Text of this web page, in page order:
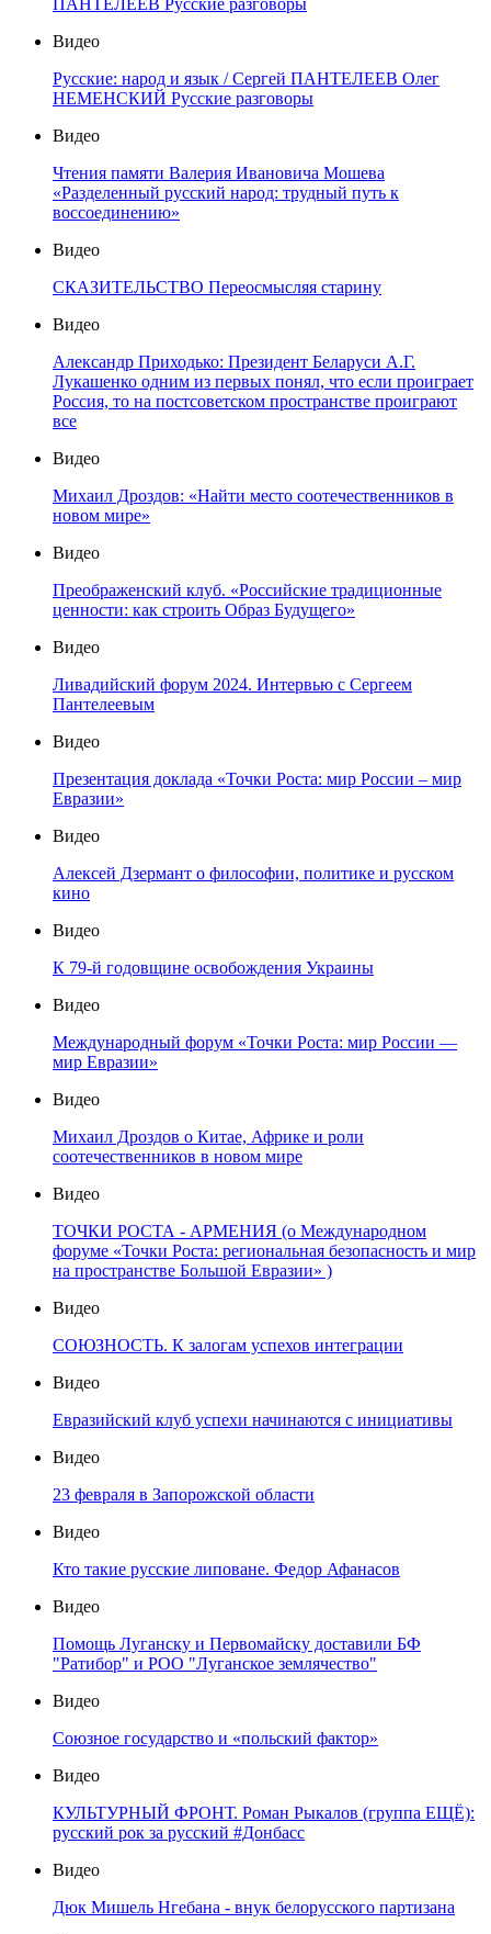
ПАНТЕЛЕЕВ Русские разговоры
Видео
Русские: народ и язык / Сергей ПАНТЕЛЕЕВ Олег
НЕМЕНСКИЙ Русские разговоры
Видео
Чтения памяти Валерия Ивановича Мошева
«Разделенный русский народ: трудный путь к
воссоединению»
Видео
СКАЗИТЕЛЬСТВО Переосмысляя старину
Видео
Александр Приходько: Президент Беларуси А.Г.
Лукашенко одним из первых понял, что если проиграет
Россия, то на постсоветском пространстве проиграют
все
Видео
Михаил Дроздов: «Найти место соотечественников в
новом мире»
Видео
Преображенский клуб. «Российские традиционные
ценности: как строить Образ Будущего»
Видео
Ливадийский форум 2024. Интервью с Сергеем
Пантелеевым
Видео
Презентация доклада «Точки Роста: мир России – мир
Евразии»
Видео
Алексей Дзермант о философии, политике и русском
кино
Видео
К 79-й годовщине освобождения Украины
Видео
Международный форум «Точки Роста: мир России —
мир Евразии»
Видео
Михаил Дроздов о Китае, Африке и роли
соотечественников в новом мире
Видео
ТОЧКИ РОСТА - АРМЕНИЯ (о Международном
форуме «Точки Роста: региональная безопасность и мир
на пространстве Большой Евразии» )
Видео
СОЮЗНОСТЬ. К залогам успехов интеграции
Видео
Евразийский клуб успехи начинаются с инициативы
Видео
23 февраля в Запорожской области
Видео
Кто такие русские липоване. Федор Афанасов
Видео
Помощь Луганску и Первомайску доставили БФ
"Ратибор" и РОО "Луганское землячество"
Видео
Союзное государство и «польский фактор»
Видео
КУЛЬТУРНЫЙ ФРОНТ. Роман Рыкалов (группа ЕЩЁ):
русский рок за русский #Донбасс
Видео
Дюк Мишель Нгебана - внук белорусского партизана